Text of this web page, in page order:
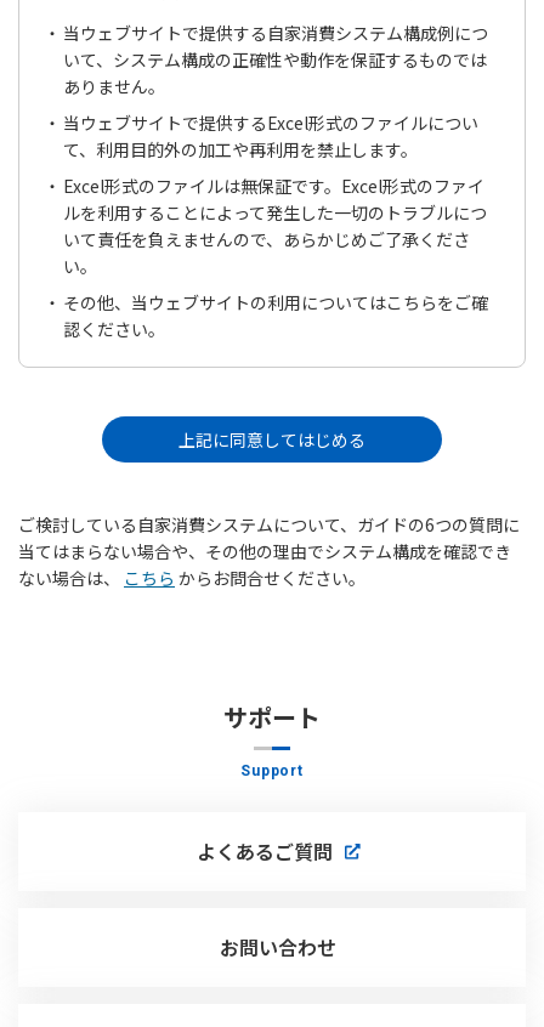
当ウェブサイトで提供する自家消費システム構成例につ
いて、システム構成の正確性や動作を保証するものでは
ありません。
当ウェブサイトで提供するExcel形式のファイルについ
て、利用目的外の加工や再利用を禁止します。
Excel形式のファイルは無保証です。Excel形式のファイ
ルを利用することによって発生した一切のトラブルにつ
いて責任を負えませんので、あらかじめご了承くださ
い。
その他、当ウェブサイトの利用についてはこちらをご確
認ください。
上記に同意してはじめる
ご検討している自家消費システムについて、ガイドの6つの質問に
当てはまらない場合や、 その他の理由でシステム構成を確認でき
ない場合は、 こちら からお問合せください。
サポート
Support
よくあるご質問
お問い合わせ